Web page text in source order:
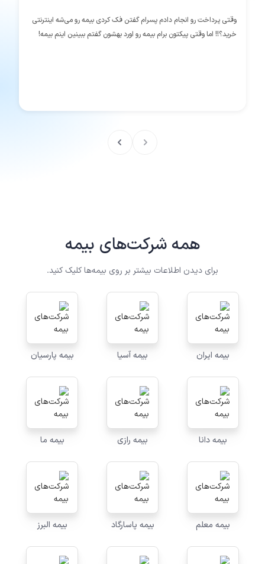
وقتی پرداخت رو انجام دادم پسرام گفتن فک کردی بیمه رو می‌شه اینترنتی
خرید؟!! اما وقتی پیکتون برام بیمه رو اورد بهشون گفتم ببینین اینم بیمه!
همه شرکت‌های بیمه
برای دیدن اطلاعات بیشتر بر روی بیمه‌ها کلیک کنید.
بیمه ایران بیمه آسیا بیمه پارسیان
بیمه دانا بیمه رازی بیمه ما
بیمه معلم بیمه پاسارگاد بیمه البرز